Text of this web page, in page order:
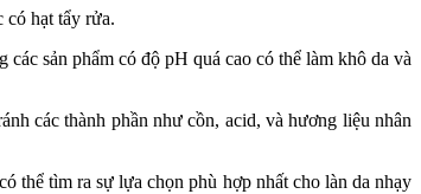
có hạt tẩy rửa.
sản phẩm có độ pH quá cao có thể làm khô da và
các thành phần như cồn, acid, và hương liệu nhân
thể tìm ra sự lựa chọn phù hợp nhất cho làn da nhạy